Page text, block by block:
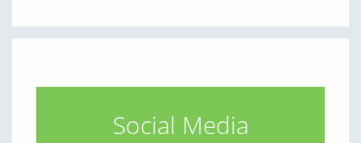
Social Media